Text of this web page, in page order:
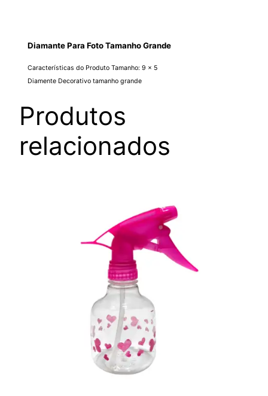
Diamante Para Foto Tamanho Grande
Características do Produto Tamanho: 9 x 5
Diamente Decorativo tamanho grande
Produtos
relacionados